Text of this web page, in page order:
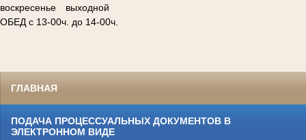
воскресенье
выходной
ОБЕД с 13-00ч. до 14-00ч.
ГЛАВНАЯ
ПОДАЧА ПРОЦЕССУАЛЬНЫХ ДОКУМЕНТОВ В
ЭЛЕКТРОННОМ ВИДЕ